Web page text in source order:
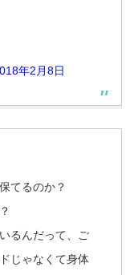
年2月8日
てるのか？
るんだって、ご
じゃなくて身体